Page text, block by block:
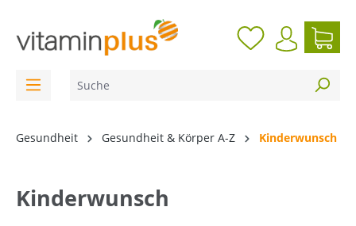
Gesundheit Gesundheit & Körper A-Z Kinderwunsch
Kinderwunsch